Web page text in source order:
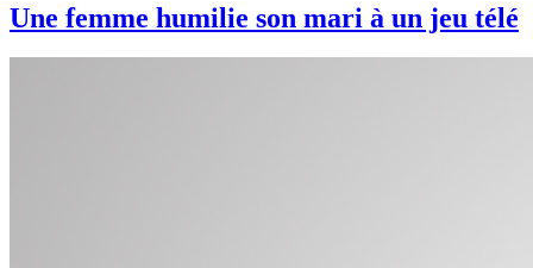
Une femme humilie son mari à un jeu télé